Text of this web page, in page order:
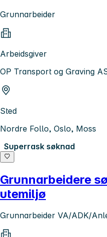
Grunnarbeider
Arbeidsgiver
OP Transport og Graving
Sted
Nordre Follo, Oslo, Moss
Superrask søknad
Grunnarbeidere
utemiljø
Grunnarbeider VA/ADK/